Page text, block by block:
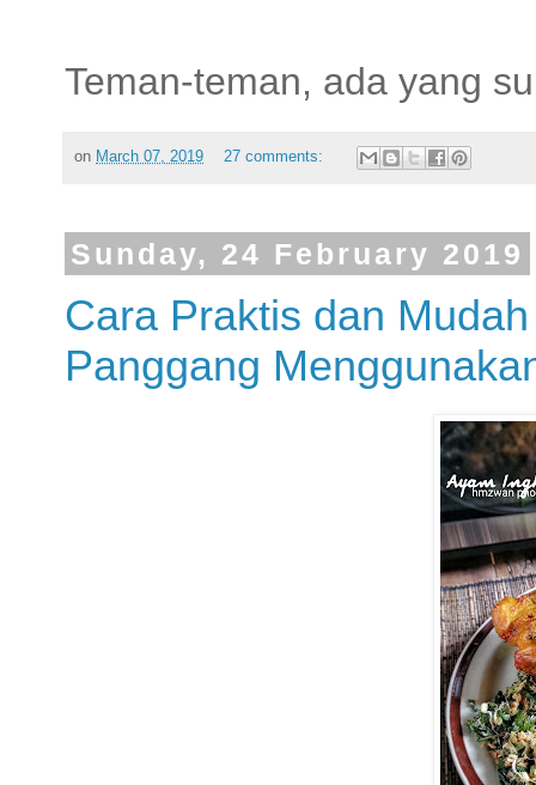
Teman-teman, ada yang
on March 07, 2019 27 comments:
Sunday, 24 February 2019
Cara Praktis dan
Panggang